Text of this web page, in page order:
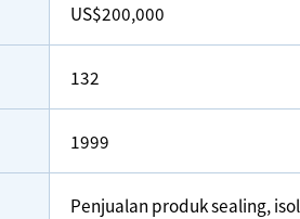
US$200,000
132
1999
Penjualan produk sealing,